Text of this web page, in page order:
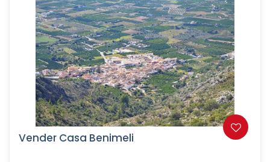
Vender Casa Benimeli